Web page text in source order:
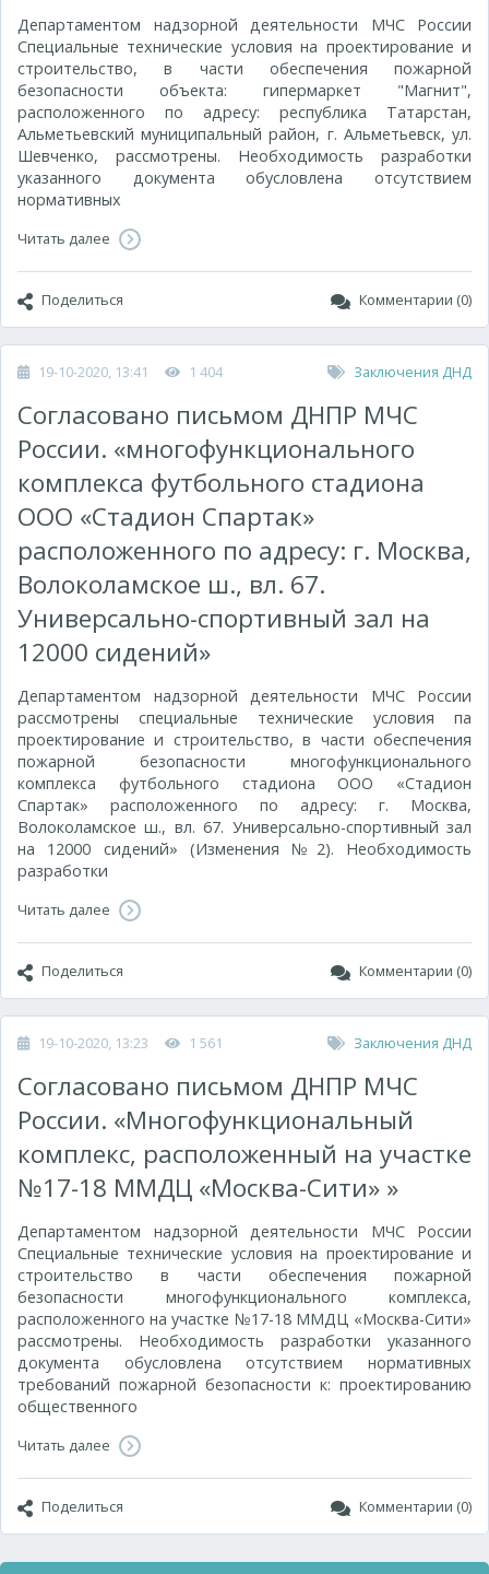
Департаментом надзорной деятельности МЧС России
Специальные технические условия на проектирование и
строительство, в части обеспечения пожарной
безопасности объекта: гипермаркет "Магнит",
расположенного по адресу: республика Татарстан,
Альметьевский муниципальный район, г. Альметьевск, ул.
Шевченко, рассмотрены. Необходимость разработки
указанного документа обусловлена отсутствием
нормативных
Читать далее
Поделиться Комментарии (0)
19-10-2020, 13:41 1 404 Заключения ДНД
Согласовано письмом ДНПР МЧС
России. «многофункционального
комплекса футбольного стадиона
ООО «Стадион Спартак»
расположенного по адресу: г. Москва,
Волоколамское ш., вл. 67.
Универсально-спортивный зал на
12000 сидений»
Департаментом надзорной деятельности МЧС России
рассмотрены специальные технические условия па
проектирование и строительство, в части обеспечения
пожарной безопасности многофункционального
комплекса футбольного стадиона ООО «Стадион
Спартак» расположенного по адресу: г. Москва,
Волоколамское ш., вл. 67. Универсально-спортивный зал
на 12000 сидений» (Изменения №2). Необходимость
разработки
Читать далее
Поделиться Комментарии (0)
19-10-2020, 13:23 1 561 Заключения ДНД
Согласовано письмом ДНПР МЧС
России. «Многофункциональный
комплекс, расположенный на участке
№17-18 ММДЦ «Москва-Сити» »
Департаментом надзорной деятельности МЧС России
Специальные технические условия на проектирование и
строительство в части обеспечения пожарной
безопасности многофункционального комплекса,
расположенного на участке №17-18 ММДЦ «Москва-Сити»
рассмотрены. Необходимость разработки указанного
документа обусловлена отсутствием нормативных
требований пожарной безопасности к: проектированию
общественного
Читать далее
Поделиться Комментарии (0)